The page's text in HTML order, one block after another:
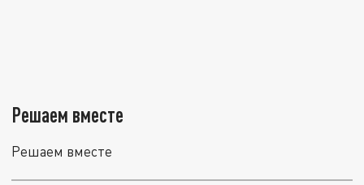
Решаем вместе
Решаем вместе